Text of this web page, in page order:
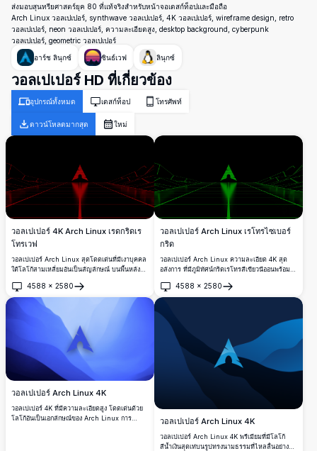
ส่งมอบสุนทรียศาสตร์ยุค 80 ที่แท้จริงสำหรับหน้าจอเดสก์ท็อปและมือถือ
Arch Linux วอลเปเปอร์, synthwave วอลเปเปอร์, 4K วอลเปเปอร์, wireframe design, retro
วอลเปเปอร์, neon วอลเปเปอร์, ความละเอียดสูง, desktop background, cyberpunk
วอลเปเปอร์, geometric วอลเปเปอร์
อาร์ช ลินุกซ์
ซินธ์เวฟ ลินุกซ์
วอลเปเปอร์ HD ที่เกี่ยวข้อง
อุปกรณ์ทั้งหมด เดสก์ท็อป โทรศัพท์
ดาวน์โหลดมากสุด ใหม่
วอลเปเปอร์ 4K Arch Linux เรดกริดเร
โทรเวฟ
วอลเปเปอร์ Arch Linux สุดโดดเด่นที่มีเงาบุคคล
ใต้โลโก้สามเหลี่ยมอันเป็นสัญลักษณ์ บนพื้นหลัง
ชื่นชอบเดสก์ท็อปที่ต้องการความละเอียดสูงใน
สไตล์ไซเบอร์พังก์
4588 × 2580
เปิด
วอลเปเปอร์ Arch Linux เรโทรไซเบอร์
กริด
วอลเปเปอร์ Arch Linux ความละเอียด 4K สุด
อลังการ ที่มีภูมิทัศน์กริดเรโทรสีเขียวนีออนพร้อม
พื้นหลังไซเบอร์พังก์สีเข้ม เหมาะสำหรับการปรับ
แต่งเดสก์ท็อป
4588 × 2580
เปิด
วอลเปเปอร์ Arch Linux 4K
วอลเปเปอร์ 4K ที่มีความละเอียดสูง โดดเด่นด้วย
โลโก้อันเป็นเอกลักษณ์ของ Arch Linux การ
วอลเปเปอร์ Arch Linux 4K
วอลเปเปอร์ Arch Linux 4K พรีเมียมที่มีโลโก้
สีน้ำเงินสุดเท่บนรูปทรงนามธรรมที่ไหลลื่นอย่าง